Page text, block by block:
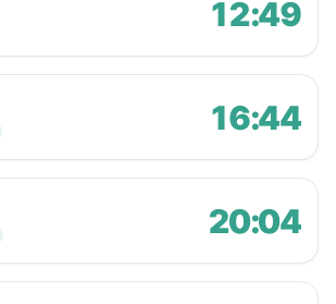
12:49
16:44
20:04